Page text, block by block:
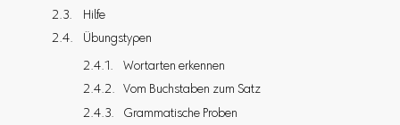
Hilfe
Übungstypen
Wortarten erkennen
Vom Buchstaben zum Satz
Grammatische Proben